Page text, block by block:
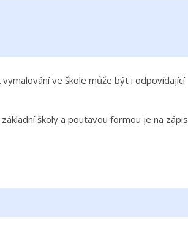
ve škole může být i odpovídající
školy a poutavou formou je na zápis